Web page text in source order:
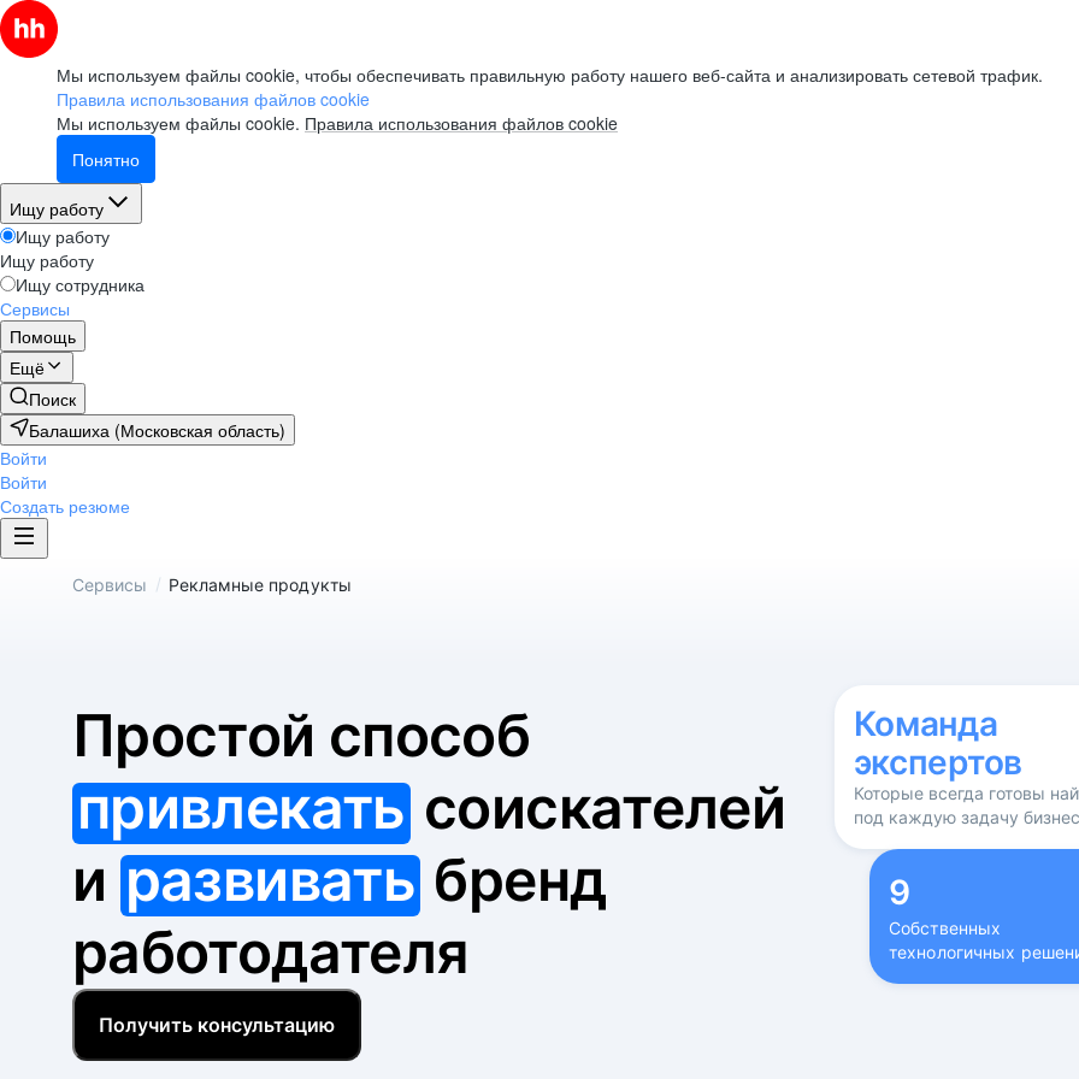
Мы используем файлы cookie, чтобы обеспечивать правильную работу нашего веб-сайта и анализировать сетевой трафик.
Правила использования файлов cookie
Мы используем файлы cookie. Правила использования файлов cookie
Понятно
Ищу работу
Ищу работу
Ищу работу
Ищу сотрудника
Сервисы
Помощь
Ещё
Поиск
Балашиха (Московская область)
Войти
Войти
Создать резюме
Сервисы / Рекламные продукты
Простой способ
привлекатьсоискателей
и развивать бренд
работодателя
Получить консультацию
Команда
экспертов
Которые всегда готовы
под каждую задачу
9
Собственных
технологичных